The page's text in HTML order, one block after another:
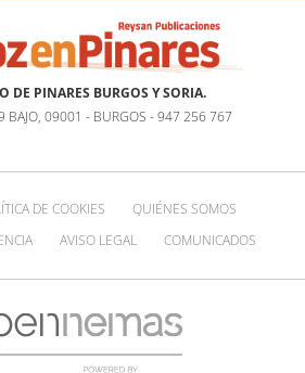
DE PINARES BURGOS Y SORIA.
BAJO, 09001 - BURGOS - 947 256 767
DE COOKIES
QUIÉNES SOMOS
AVISO LEGAL COMUNICADOS